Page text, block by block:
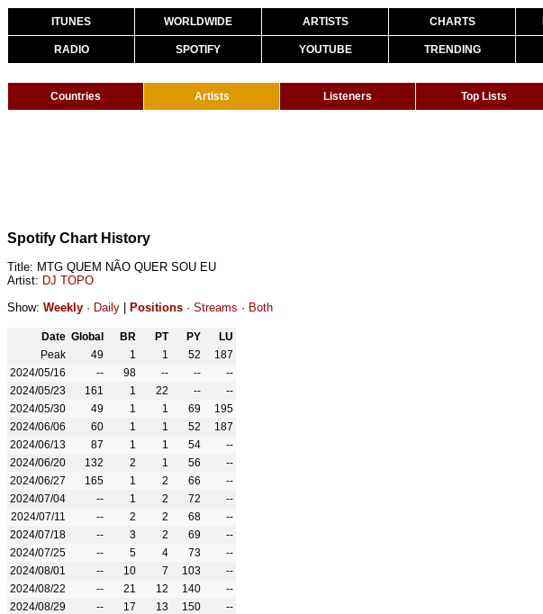
ITUNES WORLDWIDE ARTISTS CHARTS
RADIO SPOTIFY YOUTUBE TRENDING
Countries Artists Listeners Top Lists
Spotify Chart History
Title: MTG QUEM NÃO QUER SOU EU
Artist: DJ TOPO
Show: Weekly · Daily Positions · Streams · Both
Date Global BR PT PY
LU
Peak
49 1 1 52
187
2024/05/16
-- 98 -- --
--
2024/05/23
161 1 22 --
--
2024/05/30
49 1 1 69
195
2024/06/06
60 1 1 52
187
2024/06/13
87 1 1 54
--
2024/06/20
132 2 1 56
--
2024/06/27
165 1 2 66
--
2024/07/04
-- 1 2 72
--
2024/07/11
-- 2 2 68
--
2024/07/18
-- 3 2 69
--
2024/07/25
-- 5 4 73
--
2024/08/01
-- 10 7 103
--
2024/08/22
-- 21 12 140
--
2024/08/29
-- 17 13 150
--